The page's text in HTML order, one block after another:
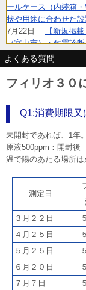
ールケース（内装箱
状や用途に合わせた設
7月22日
【新規掲
（富山市）：耐震診
ワンストップでご紹
します。
7月6日 【リニュー
Asterisk対応のソフト
の就職・転職に特化
6月23日【新規掲載
中央区）：オーダー
が既製品との違いから
育てママ・パパ、妊
保有する子育てメデ
6月10日【新規掲
重要設備を1台・1か
堅・中小製造業の予
5月29日 【新規掲
都港区）：PC操作
「ごきげんモニター
5月29日
【新規掲
よくある質問
フィリオ３０
Q1:消費期限又
未開封であれば、1年
原液500ppm：開封
温で陽のあたる場所は
測定日
３月２２日
４月２５日
５月２５日
６月２０日
７月７日